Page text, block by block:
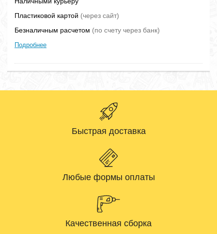
Пластиковой картой (через сайт)
Безналичным расчетом (по счету через банк)
Подробнее
Быстрая доставка
Любые формы оплаты
Качественная сборка